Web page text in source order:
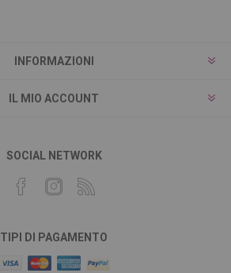
INFORMAZIONI
IL MIO ACCOUNT
SOCIAL NETWORK
TIPI DI PAGAMENTO